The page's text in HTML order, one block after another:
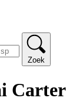
Zoek
Carter